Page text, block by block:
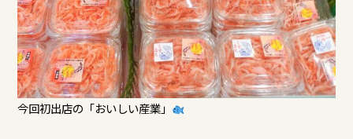
今回初出店の「おいしい産業」